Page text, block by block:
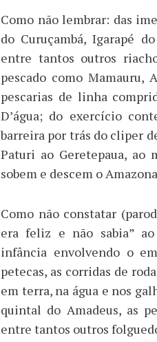
Como não lembrar: das
do Curuçambá, Igarapé
entre tantos outros
pescado como Mamauru,
pescarias de linha
D’água; do exercício
barreira por trás do cliper
Paturi ao Geretepaua, ao
sobem e descem o
Como não constatar
era feliz e não sabia”
infância envolvendo o
petecas, as corridas de
em terra, na água e nos
quintal do Amadeus, as
entre tantos outros